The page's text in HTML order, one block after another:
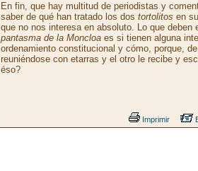
En fin, que hay multitud de periodistas y
saber de qué han tratado los dos tortolitos en
que no nos interesa en absoluto. Lo que deben
pantasma de la Moncloa es si tienen alguna
ordenamiento constitucional y cómo, porque,
reuniéndose con etarras y el otro le recibe y
éso?
Imprimir